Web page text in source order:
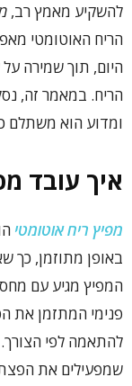
להשקיע מאמץ רב,
הריח האוטומטי
היום, תוך שמירה
הריח. במאמר זה,
ומדוע הוא משתלם
איך עובד
מפיץ ריח אוטומטי
באופן מתוזמן, כך
המפיץ מגיע עם
פנימי המתזמן את
להתאמה לפי הצורך.
שמפעילים את